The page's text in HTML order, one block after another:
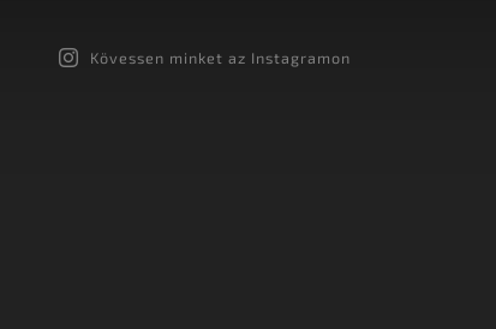
Kövessen minket az Instagramon